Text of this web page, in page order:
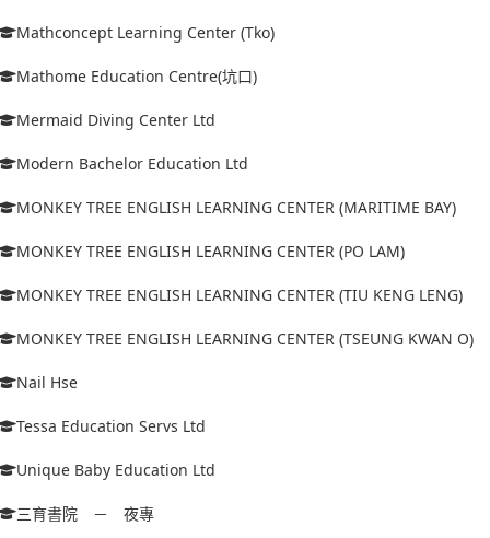
Mathconcept Learning Center (Tko)
Mathome Education Centre(坑口)
Mermaid Diving Center Ltd
Modern Bachelor Education Ltd
MONKEY TREE ENGLISH LEARNING CENTER (MARITIME BAY)
MONKEY TREE ENGLISH LEARNING CENTER (PO LAM)
MONKEY TREE ENGLISH LEARNING CENTER (TIU KENG LENG)
MONKEY TREE ENGLISH LEARNING CENTER (TSEUNG KWAN O)
Nail Hse
Tessa Education Servs Ltd
Unique Baby Education Ltd
三育書院 － 夜專